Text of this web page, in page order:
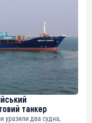
танкер
уразили два судна,